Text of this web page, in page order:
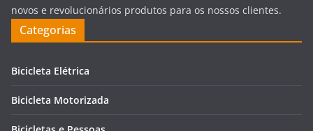
novos e revolucionários produtos para os nossos clientes.
Categorias
Bicicleta Elétrica
Bicicleta Motorizada